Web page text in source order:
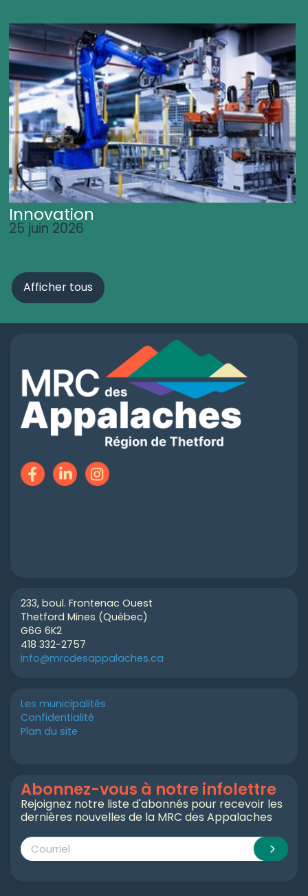
Innovation
25 juin 2026
Afficher tous
233, boul. Frontenac Ouest
Thetford Mines (Québec)
G6G 6K2
418 332-2757
info@mrcdesappalaches.ca
Les municipalités
Confidentialité
Plan du site
Abonnez-vous à notre infolettre
Rejoignez notre liste d'abonnés pour recevoir les
dernières nouvelles de la MRC des Appalaches